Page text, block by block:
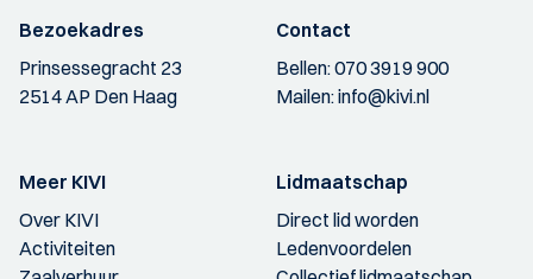
Bezoekadres
Prinsessegracht 23
2514 AP Den Haag
Contact
Bellen:070 3919 900
Mailen:info@kivi.nl
Meer KIVI
Over KIVI
Activiteiten
Lidmaatschap
Direct lid worden
Ledenvoordelen